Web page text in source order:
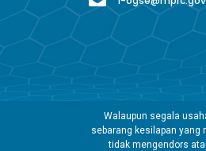
Walaupun segala
sebarang kesilapan yang
tidak mengendors